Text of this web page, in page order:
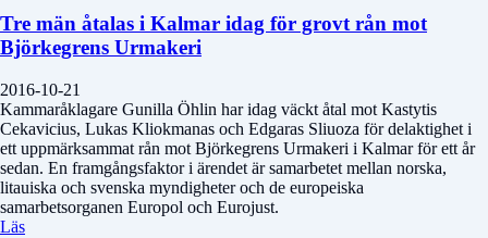
Tre män åtalas i Kalmar idag för grovt rån mot
Björkegrens Urmakeri
2016-10-21
Kammaråklagare Gunilla Öhlin har idag väckt åtal mot Kastytis
Cekavicius, Lukas Kliokmanas och Edgaras Sliuoza för delaktighet i
ett uppmärksammat rån mot Björkegrens Urmakeri i Kalmar för ett år
sedan. En framgångsfaktor i ärendet är samarbetet mellan norska,
litauiska och svenska myndigheter och de europeiska
samarbetsorganen Europol och Eurojust.
Läs